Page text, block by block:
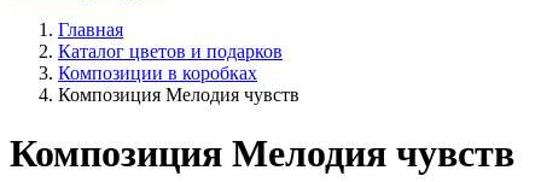
Главная
Каталог цветов и подарков
Композиции в коробках
Композиция Мелодия чувств
Композиция Мелодия чувств